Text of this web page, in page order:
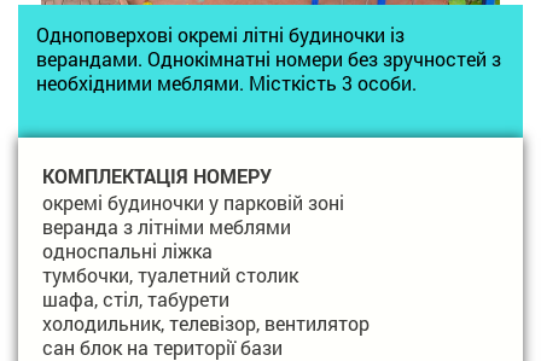
Одноповерхові окремі літні будиночки із
верандами. Однокімнатні номери без зручностей з
необхідними меблями. Місткість 3 особи.
КОМПЛЕКТАЦІЯ НОМЕРУ
окремі будиночки у парковій зоні
веранда з літніми меблями
односпальні ліжка
тумбочки, туалетний столик
шафа, стіл, табурети
холодильник, телевізор, вентилятор
сан блок на території бази